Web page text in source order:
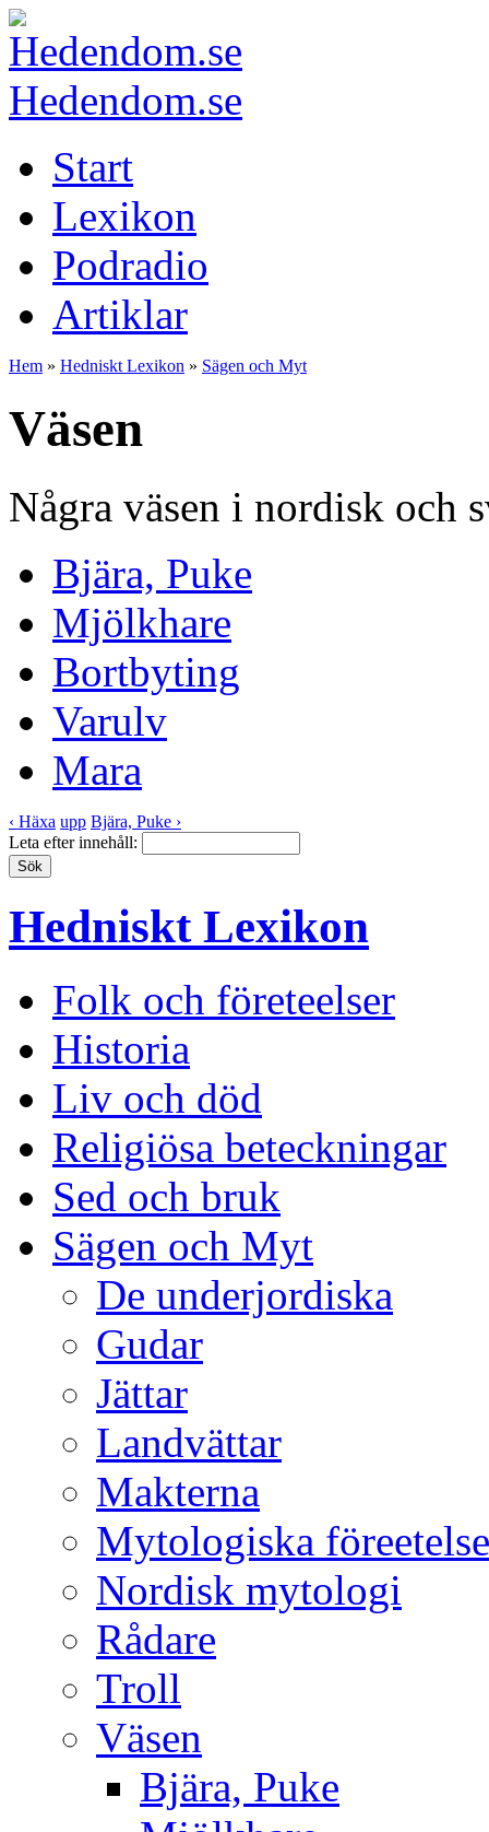
Hedendom.se
Start
Lexikon
Podradio
Artiklar
Hem » Hedniskt Lexikon » Sägen och Myt
Väsen
Några väsen i nordisk och
Bjära, Puke
Mjölkhare
Bortbyting
Varulv
Mara
‹ Häxa upp Bjära, Puke ›
Leta efter innehåll:
Hedniskt Lexikon
Folk och företeelser
Historia
Liv och död
Religiösa beteckningar
Sed och bruk
Sägen och Myt
De underjordiska
Gudar
Jättar
Landvättar
Makterna
Mytologiska
Nordisk mytologi
Rådare
Troll
Väsen
Bjära, Puke